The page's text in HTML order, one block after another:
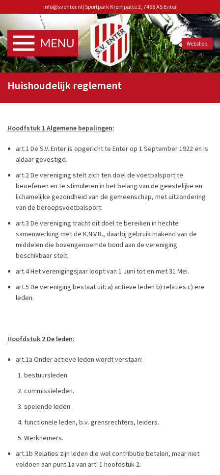
info@sventer.nl| Sportpark Krompatte 2, 7468 AS Enter
Webshop
Huishoudelijk reglement
Hoodfstuk 1 Algemene bepalingen:
art.1 De S.V. Enter is opgericht te Enter op 1 September 1922 en is
aldaar gevestigd.
art.2 De vereniging stelt zich ten doel de voetbalsport te
beoefenen en te stimuleren in het belang van de geestelijke en
lichamelijke gezondheid van de gemeenschap, met uitzondering
van de beroepsvoetbalsport.
art.3 De vereniging tracht dit doel te bereiken in hechte
samenwerking met de K.N.V.B., daarbij gebruik makend van de
middelen die bovengenoemde bond aan de vereniging
beschikbaar stelt.
art.4 Het verenigingsjaar loopt van 1 Juni tot en met 31 Mei.
art.5 De vereniging bestaat uit: a) actieve leden b) relaties c) ere
leden.
Hoofdstuk 2 De leden:
art.1a Onder actieve leden wordt verstaan:
bestuursleden.
commissieleden.
spelende leden.
functionele leden, b.v. grensrechters, leiders.
Werknemers.
art.1b Relaties zijn leden die wel contributie betalen, maar niet
voldoen aan punt 1a van art. 1 hoofdstuk 2.